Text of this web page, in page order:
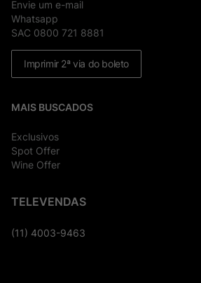
Envie um e-mail
Whatsapp
SAC 0800 721 8881
Imprimir 2ª via do boleto
MAIS BUSCADOS
Exclusivos
Spot Offer
Wine Offer
TELEVENDAS
(11) 4003-9463